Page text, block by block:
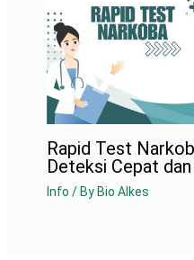
Rapid Test
Deteksi Cepat
Info / By Bio Alkes